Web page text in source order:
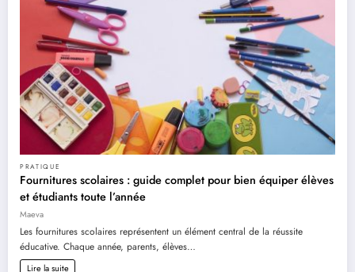
PRATIQUE
Fournitures scolaires : guide complet pour bien équiper élèves
et étudiants toute l’année
Maeva
Les fournitures scolaires représentent un élément central de la réussite
éducative. Chaque année, parents, élèves…
Lire la suite